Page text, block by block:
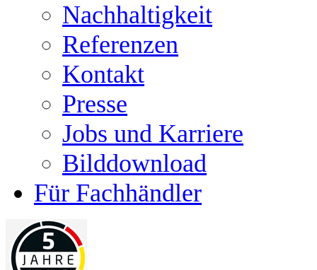
Nachhaltigkeit
Referenzen
Kontakt
Presse
Jobs und Karriere
Bilddownload
Für Fachhändler